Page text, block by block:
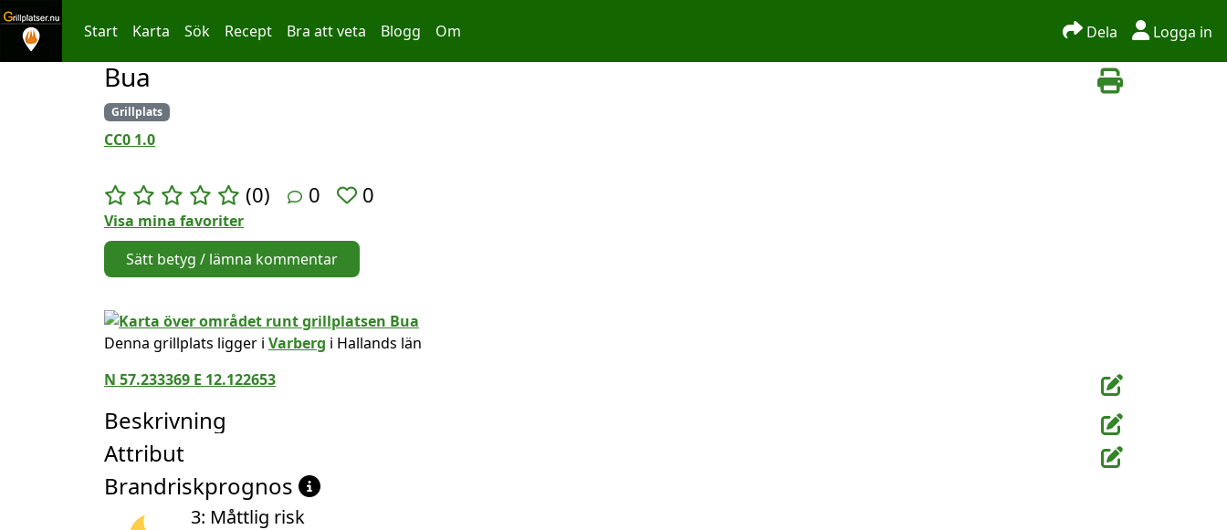
Hoppa till innehållet
Start Karta Sök Recept Bra att veta Blogg Om Dela Logga in
Bua
Grillplats
CC0 1.0
(0) 0 0
Visa mina favoriter
Sätt betyg / lämna kommentar
Denna grillplats ligger i Varberg i Hallands län
N 57.233369 E 12.122653
Beskrivning
Attribut
Brandriskprognos
3: Måttlig risk